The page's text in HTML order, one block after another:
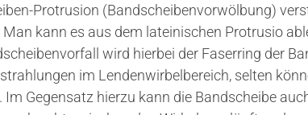
Protrusion (Bandscheibenvorwölbung)
kann es aus dem lateinischen Protrusio
wird hierbei der Faserring der
im Lendenwirbelbereich, selten
Im Gegensatz hierzu kann die Bandscheibe